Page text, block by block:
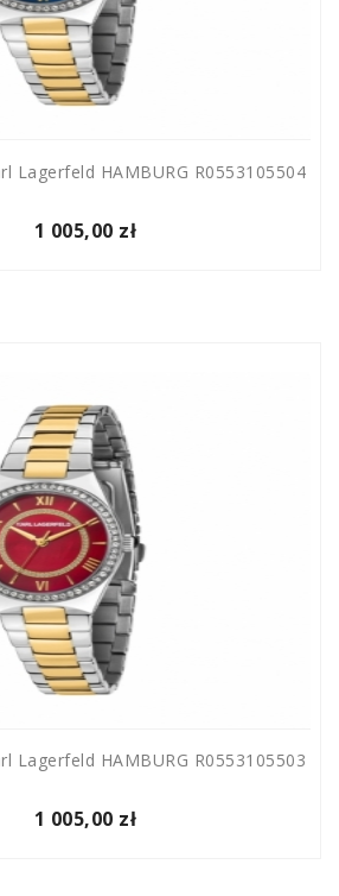
Lagerfeld HAMBURG R0553105504
1 005,00 zł
Lagerfeld HAMBURG R0553105503
1 005,00 zł